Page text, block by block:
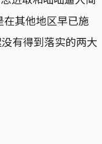
其他地区早已施
有得到落实的两大